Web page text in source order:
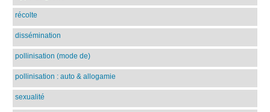
récolte
dissémination
pollinisation (mode de)
pollinisation : auto & allogamie
sexualité